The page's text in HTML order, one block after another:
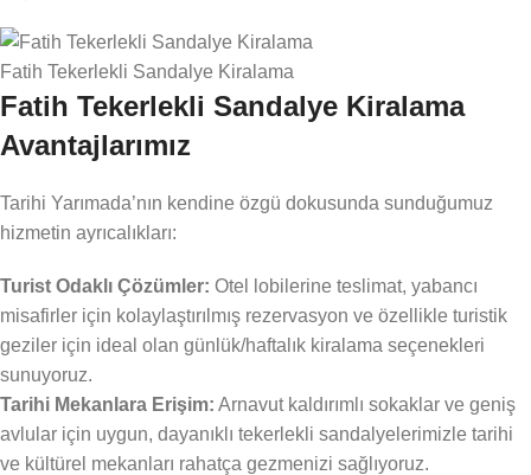
Fatih Tekerlekli Sandalye Kiralama
Fatih Tekerlekli Sandalye Kiralama
Avantajlarımız
Tarihi Yarımada’nın kendine özgü dokusunda sunduğumuz
hizmetin ayrıcalıkları:
Turist Odaklı Çözümler: Otel lobilerine teslimat, yabancı
misafirler için kolaylaştırılmış rezervasyon ve özellikle turistik
geziler için ideal olan günlük/haftalık kiralama seçenekleri
sunuyoruz.
Tarihi Mekanlara Erişim: Arnavut kaldırımlı sokaklar ve geniş
avlular için uygun, dayanıklı tekerlekli sandalyelerimizle tarihi
ve kültürel mekanları rahatça gezmenizi sağlıyoruz.